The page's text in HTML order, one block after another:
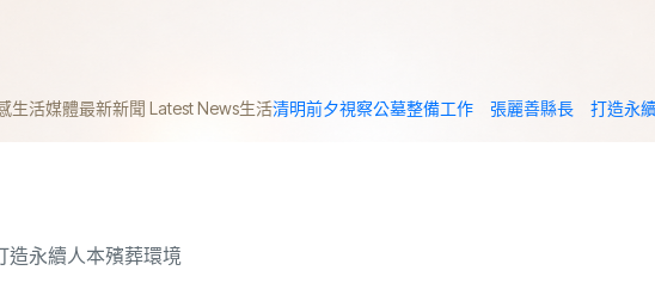
師訪談 專家建議 醫美實測 旅遊
生活媒體最新新聞 Latest News生活清明前夕視察公墓整備工作 張麗善縣長 打造永